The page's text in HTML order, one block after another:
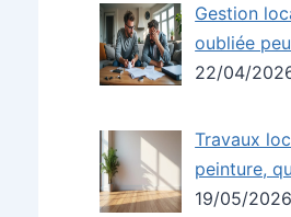
Gestion
oubliée
22/04/
Travaux
peinture,
19/05/2026